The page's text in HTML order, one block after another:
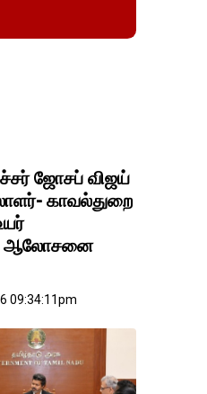
ஜோசப் விஜய்
காவல்துறை
ஆலோசனை
09:34:11pm